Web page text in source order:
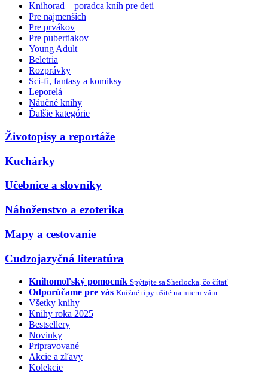
Knihorad – poradca kníh pre deti
Pre najmenších
Pre prvákov
Pre pubertiakov
Young Adult
Beletria
Rozprávky
Sci-fi, fantasy a komiksy
Leporelá
Náučné knihy
Ďalšie kategórie
Životopisy a reportáže
Kuchárky
Učebnice a slovníky
Náboženstvo a ezoterika
Mapy a cestovanie
Cudzojazyčná literatúra
Knihomoľský pomocník Spýtajte sa Sherlocka, čo čítať
Odporúčame pre vás Knižné tipy ušité na mieru vám
Všetky knihy
Knihy roka 2025
Bestsellery
Novinky
Pripravované
Akcie a zľavy
Kolekcie